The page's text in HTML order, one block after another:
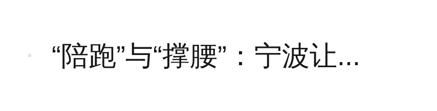
“陪跑”与“撑腰”：宁波让...